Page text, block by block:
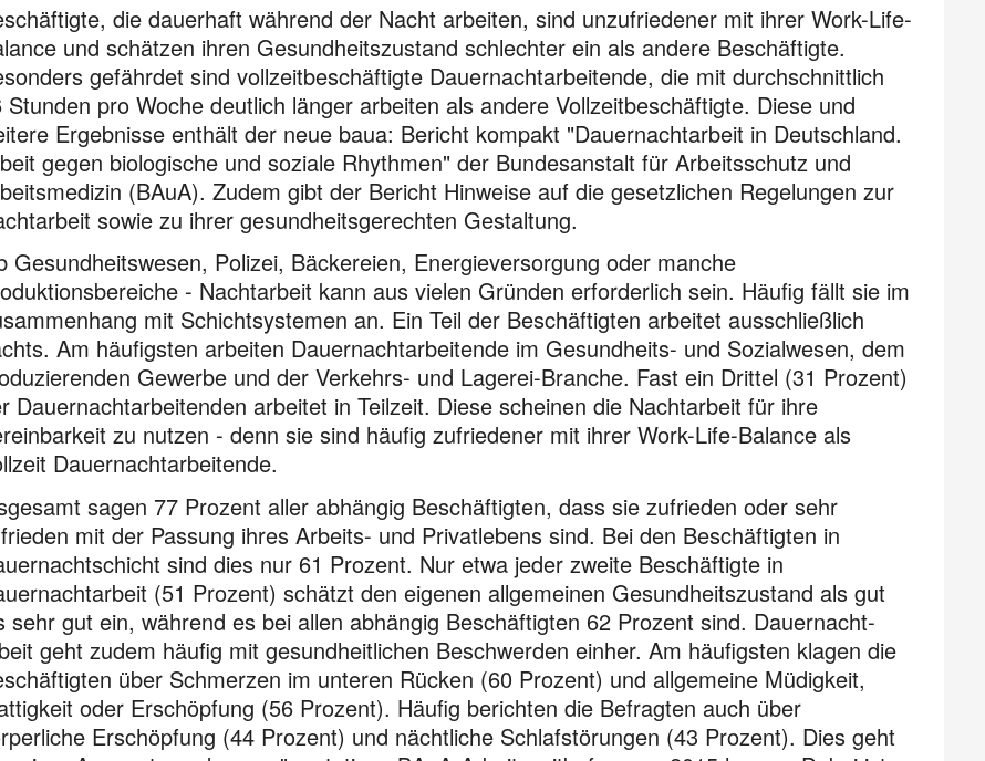
die dauerhaft während der Nacht arbeiten, sind unzufriedener mit ihrer Work-Life-
und schätzen ihren Gesundheits­zustand schlechter ein als andere Beschäftigte.
gefährdet sind vollzeitbeschäftigte Dauer­nacht­arbei­tende, die mit durchschnittlich
Stunden pro Woche deutlich länger arbeiten als andere Voll­zeit­beschäf­tigte. Diese und
Ergebnisse enthält der neue baua: Bericht kompakt "Dauernachtarbeit in Deutschland.
gegen biologische und soziale Rhythmen" der Bundes­anstalt für Arbeitsschutz und
(BAuA). Zudem gibt der Bericht Hinweise auf die gesetzlichen Regelungen zur
sowie zu ihrer gesundheitsgerechten Gestaltung.
Gesundheitswesen, Polizei, Bäckereien, Energieversorgung oder manche
- Nacht­arbeit kann aus vielen Gründen erforderlich sein. Häufig fällt sie im
mit Schicht­systemen an. Ein Teil der Beschäftigten arbeitet ausschließlich
Am häufigsten arbeiten Dauernachtarbeitende im Gesundheits- und Sozialwesen, dem
Gewerbe und der Verkehrs- und Lagerei-Branche. Fast ein Drittel (31 Prozent)
Dauer­nacht­arbeitenden arbeitet in Teilzeit. Diese scheinen die Nacht­arbeit für ihre
zu nutzen - denn sie sind häufig zufriedener mit ihrer Work-Life-Balance als
Dauernachtarbeitende.
sagen 77 Prozent aller abhängig Beschäftigten, dass sie zufrieden oder sehr
mit der Passung ihres Arbeits- und Privatlebens sind. Bei den Beschäftigten in
sind dies nur 61 Prozent. Nur etwa jeder zweite Beschäftigte in
(51 Prozent) schätzt den eigenen allge­meinen Gesund­heitszustand als gut
sehr gut ein, während es bei allen abhängig Beschäftigten 62 Pro­zent sind. Dauernacht­
geht zudem häufig mit gesund­heit­lichen Beschwerden einher. Am häufigs­ten klagen die
über Schmerzen im unteren Rücken (60 Prozent) und allgemeine Müdig­keit,
oder Erschöpfung (56 Prozent). Häufig berichten die Befragten auch über
Erschöp­fung (44 Prozent) und nächtliche Schlafstörungen (43 Prozent). Dies geht